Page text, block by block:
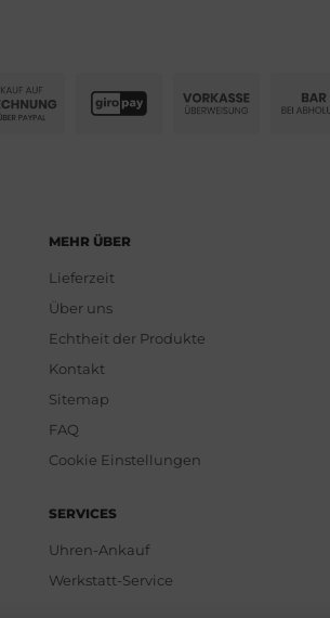
MEHR ÜBER
Lieferzeit
Über uns
Echtheit der Produkte
Kontakt
Sitemap
FAQ
Cookie Einstellungen
SERVICES
Uhren-Ankauf
Werkstatt-Service